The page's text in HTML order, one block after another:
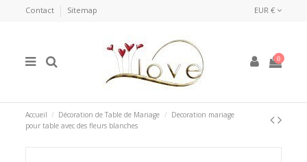
Contact Sitemap EUR €
0
Accueil Décoration de Table de Mariage
Decoration mariage
pour table avec des fleurs blanches